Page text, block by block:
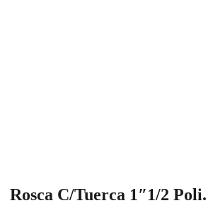
Rosca C/Tuerca 1″1/2 Poli.